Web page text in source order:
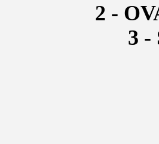
2 -
3 -